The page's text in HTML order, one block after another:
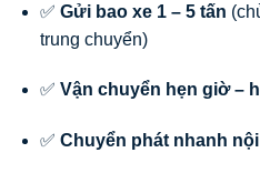
✅ Gửi bao xe 1 – 5 tấn
trung chuyển)
✅ Vận chuyển hẹn giờ –
✅ Chuyển phát nhanh